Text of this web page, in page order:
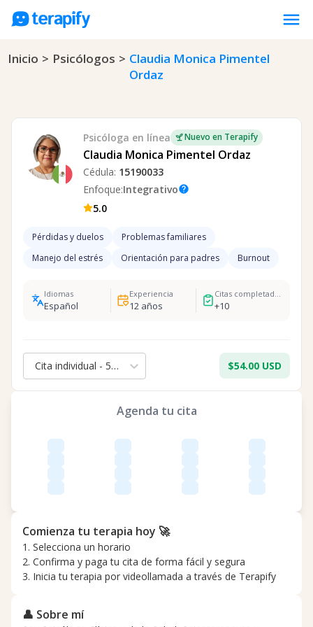
menu
Psicólogos en línea
Empresas
Preguntas frecuentes
Trabaja con nosotros
Inicio > Psicólogos > Claudia Monica Pimentel
Ordaz
Psicóloga en línea Nuevo en Terapify
Claudia Monica Pimentel Ordaz
Cédula: 15190033
Enfoque:Integrativohelp
5.0
Pérdidas y duelos
Problemas familiares
Manejo del estrés
Orientación para padres Burnout
Idiomas
Español
Experiencia
12 años +10
Cita individual - 50 min. $54.00 USD
Agenda tu cita
Comienza tu terapia hoy 🚀
1. Selecciona un horario
2. Confirma y paga tu cita de forma fácil y segura
3. Inicia tu terapia por videollamada a través de Terapify
👤 Sobre mí